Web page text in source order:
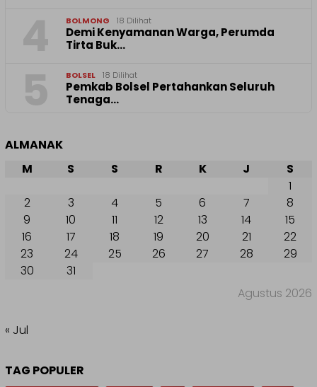
BOLMONG 18 Dilihat
Demi Kenyamanan Warga, Perumda
Tirta Buk…
BOLSEL 18 Dilihat
Pemkab Bolsel Pertahankan Seluruh
Tenaga…
ALMANAK
Agustus 2026
M S S R K J
S
1
2
3 4 5 6 7
8
9
10 11 12 13 14
15
16
17 18 19 20 21
22
23
24 25 26 27 28
29
30
31
« Jul
TAG POPULER